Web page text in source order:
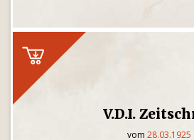
V.D.I.
vom 28.03.1925